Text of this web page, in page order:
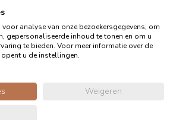
analyse van onze bezoekersgegevens, om
gepersonaliseerde inhoud te tonen en om u
te bieden. Voor meer informatie over de
u de instellingen.
Weigeren